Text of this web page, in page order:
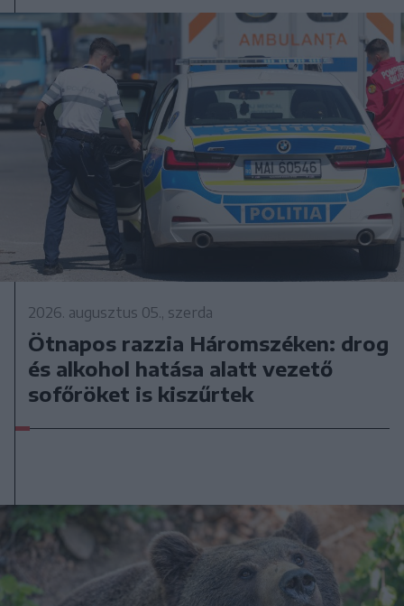
2026. augusztus 05., szerda
Ötnapos razzia Háromszéken: drog
és alkohol hatása alatt vezető
sofőröket is kiszűrtek